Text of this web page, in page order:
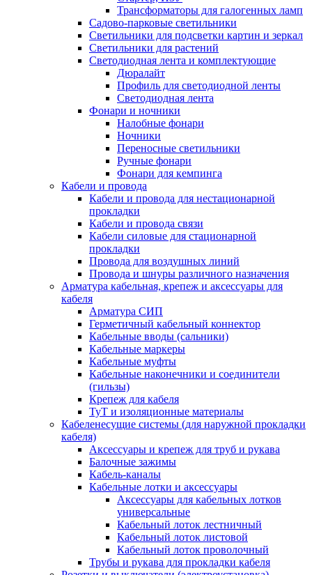
Трансформаторы для галогенных ламп
Садово-парковые светильники
Светильники для подсветки картин и зеркал
Светильники для растений
Светодиодная лента и комплектующие
Дюралайт
Профиль для светодиодной ленты
Светодиодная лента
Фонари и ночники
Налобные фонари
Ночники
Переносные светильники
Ручные фонари
Фонари для кемпинга
Кабели и провода
Кабели и провода для нестационарной
прокладки
Кабели и провода связи
Кабели силовые для стационарной
прокладки
Провода для воздушных линий
Провода и шнуры различного назначения
Арматура кабельная, крепеж и аксессуары для
кабеля
Арматура СИП
Герметичный кабельный коннектор
Кабельные вводы (сальники)
Кабельные маркеры
Кабельные муфты
Кабельные наконечники и соединители
(гильзы)
Крепеж для кабеля
ТуТ и изоляционные материалы
Кабеленесущие системы (для наружной прокладки
кабеля)
Аксессуары и крепеж для труб и рукава
Балочные зажимы
Кабель-каналы
Кабельные лотки и аксессуары
Аксессуары для кабельных лотков
универсальные
Кабельный лоток лестничный
Кабельный лоток листовой
Кабельный лоток проволочный
Трубы и рукава для прокладки кабеля